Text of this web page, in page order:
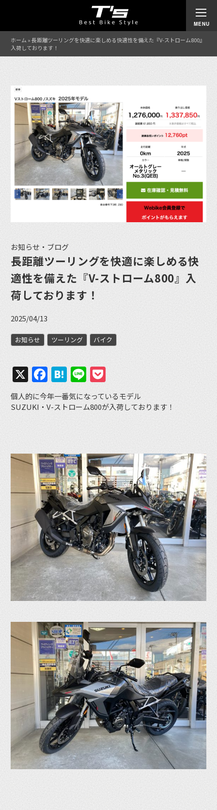
ホーム »長距離ツーリングを快適に楽しめる快適性を備えた『V-ストローム800』
入荷しております！
お知らせ・ブログ
長距離ツーリングを快適に楽しめる快
適性を備えた『V-ストローム800』入
荷しております！
2025/04/13
お知らせ ツーリング バイク
X Facebook
Hatena
Line
個人的に今年一番気になっているモデル
SUZUKI・V-ストローム800が入荷しております！